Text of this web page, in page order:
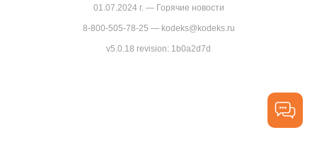
01.07.2024 г.— Горячие новости
8-800-505-78-25 — kodeks@kodeks.ru
v5.0.18 revision: 1b0a2d7d